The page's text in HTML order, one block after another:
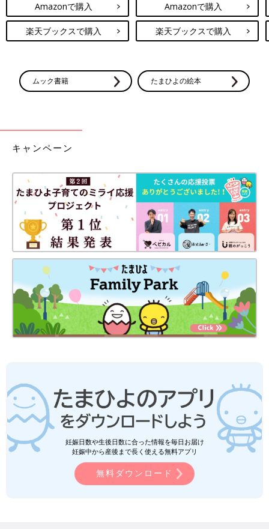
Amazonで購入
楽天ブックスで購入
Amazonで購入
楽天ブックスで購入
ムック書籍 たまひよの絵本
キャンペーン
妊娠日数や生後日数に合った情報を毎日お届け
妊娠中から産後まで長く使える無料アプリ
無料ダウンロード